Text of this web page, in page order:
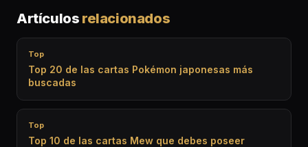
Artículos relacionados
Top
Top 20 de las cartas Pokémon japonesas más
buscadas
Top
Top 10 de las cartas Mew que debes poseer